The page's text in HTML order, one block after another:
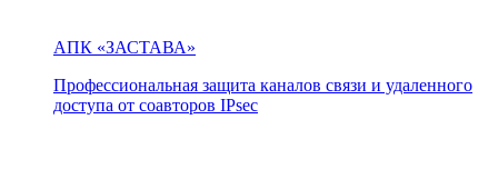
АПК «ЗАСТАВА»
Профессиональная защита каналов связи и удаленного
доступа от соавторов IPsec